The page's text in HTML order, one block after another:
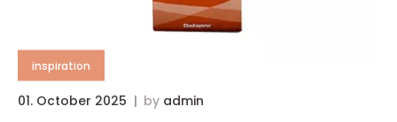
inspiration
01. October 2025 by admin